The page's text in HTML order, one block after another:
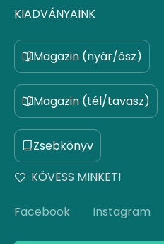
KIADVÁNYAINK
Magazin (nyár/ősz)
Magazin (tél/tavasz)
Zsebkönyv
KÖVESS MINKET!
Facebook Instagram